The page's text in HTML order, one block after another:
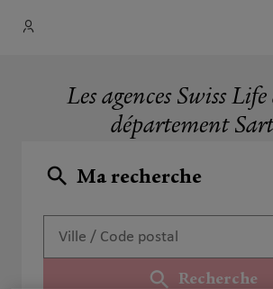
Les agences Swiss
département
Ma recherche
Recherche